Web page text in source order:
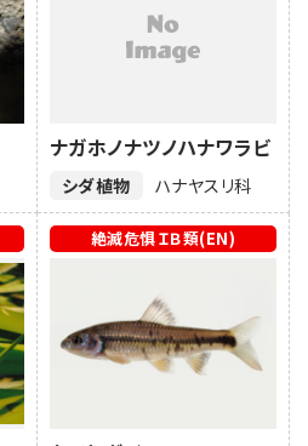
シダ植物
ナガホノナツノハナワラビ
ハナヤスリ科
絶滅危惧ＩＢ類(EN)